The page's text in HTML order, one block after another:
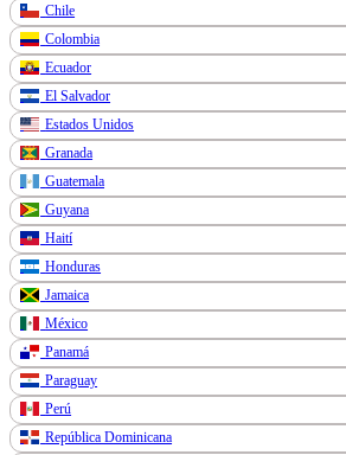
Chile
Colombia
Ecuador
El Salvador
Estados Unidos
Granada
Guatemala
Guyana
Haití
Honduras
Jamaica
México
Panamá
Paraguay
Perú
República Dominicana